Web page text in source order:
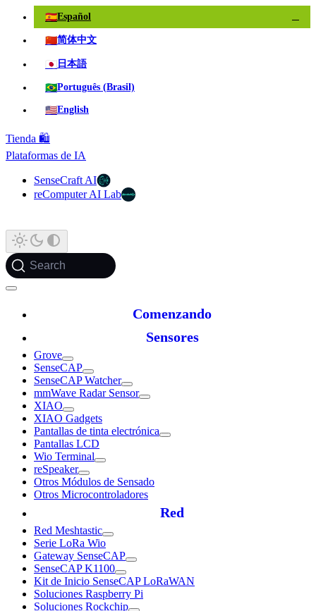
🇪🇸Español
🇨🇳简体中文
🇯🇵 日本語
🇧🇷Português (Brasil)
🇺🇸English
Tienda 🛍️
Plataformas de IA
SenseCraft AI
reComputer AI Lab
Search
Comenzando
Sensores
Grove
SenseCAP
SenseCAP Watcher
mmWave Radar Sensor
XIAO
XIAO Gadgets
Pantallas de tinta electrónica
Pantallas LCD
Wio Terminal
reSpeaker
Otros Módulos de Sensado
Otros Microcontroladores
Red
Red Meshtastic
Serie LoRa Wio
Gateway SenseCAP
SenseCAP K1100
Kit de Inicio SenseCAP LoRaWAN
Soluciones Raspberry Pi
Soluciones Rockchip